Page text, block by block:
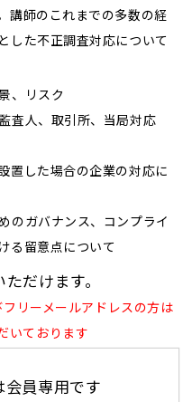
講師のこれまでの多数の経
した不正調査対応について
、リスク
査人、取引所、当局対応
置した場合の企業の対応に
のガバナンス、コンプライ
る留意点について
だけます。
リーメールアドレスの方は
いております
会員専用です